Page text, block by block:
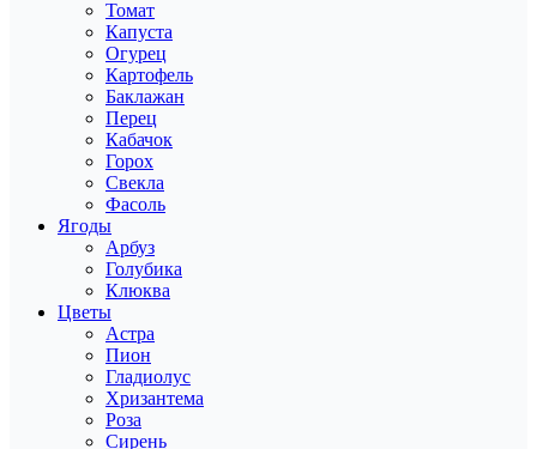
Томат
Капуста
Огурец
Картофель
Баклажан
Перец
Кабачок
Горох
Свекла
Фасоль
Ягоды
Арбуз
Голубика
Клюква
Цветы
Астра
Пион
Гладиолус
Хризантема
Роза
Сирень